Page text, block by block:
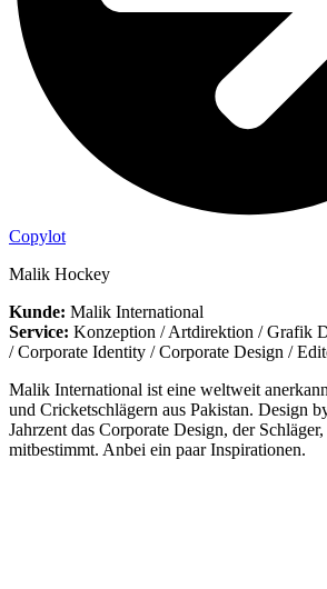
Copylot
Malik Hockey
Kunde: Malik International
Service: Konzeption / Artdirektion / Grafik
/ Corporate Identity / Corporate Design /
Malik International ist eine weltweit
und Cricketschlägern aus Pakistan. Design
Jahrzent das Corporate Design, der
mitbestimmt. Anbei ein paar Inspirationen.